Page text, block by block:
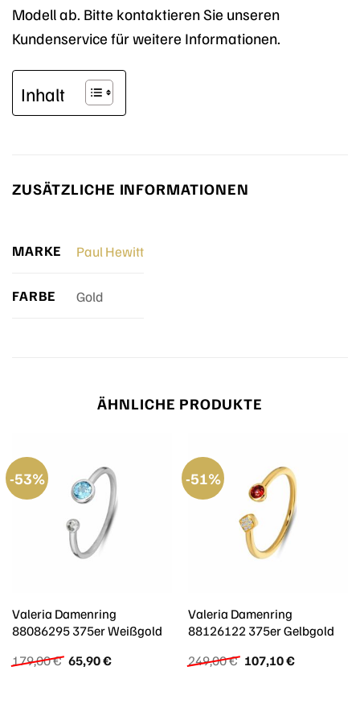
Modell ab. Bitte kontaktieren Sie unseren
Kundenservice für weitere Informationen.
Inhalt
ZUSÄTZLICHE INFORMATIONEN
MARKE Paul Hewitt
FARBE Gold
ÄHNLICHE PRODUKTE
-53%
Valeria Damenring
88086295 375er Weißgold
179,00€ Ursprünglicher
Preis
65,90€Aktueller
-51%
Valeria Damenring
88126122 375er Gelbgold
249,00€ Ursprünglicher
Preis
107,10€Aktueller